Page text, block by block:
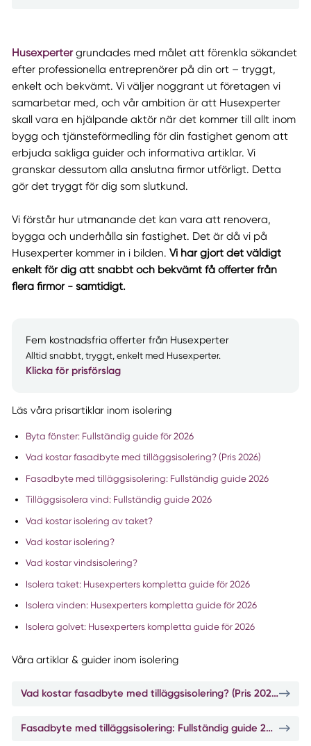
Husexpertergrundades med målet att förenkla sökandet
efter professionella entreprenörer på din ort – tryggt,
enkelt och bekvämt. Vi väljer noggrant ut företagen vi
samarbetar med, och vår ambition är att Husexperter
skall vara en hjälpande aktör när det kommer till allt inom
bygg och tjänsteförmedling för din fastighet genom att
erbjuda sakliga guider och informativa artiklar. Vi
granskar dessutom alla anslutna firmor utförligt. Detta
gör det tryggt för dig som slutkund.
Vi förstår hur utmanande det kan vara att renovera,
bygga och underhålla sin fastighet. Det är då vi på
Husexperter kommer in i bilden. Vi har gjort det väldigt
enkelt för dig att snabbt och bekvämt få offerter från
flera firmor - samtidigt.
Fem kostnadsfria offerter från Husexperter
Alltid snabbt, tryggt, enkelt med Husexperter.
Klicka för prisförslag
Läs våra prisartiklar inom isolering
Byta fönster: Fullständig guide för 2026
Vad kostar fasadbyte med tilläggsisolering? (Pris 2026)
Fasadbyte med tilläggsisolering: Fullständig guide 2026
Tilläggsisolera vind: Fullständig guide 2026
Vad kostar isolering av taket?
Vad kostar isolering?
Vad kostar vindsisolering?
Isolera taket: Husexperters kompletta guide för 2026
Isolera vinden: Husexperters kompletta guide för 2026
Isolera golvet: Husexperters kompletta guide för 2026
Våra artiklar & guider inom isolering
Vad kostar fasadbyte med tilläggsisolering? (Pris 2026)
Fasadbyte med tilläggsisolering: Fullständig guide 2026